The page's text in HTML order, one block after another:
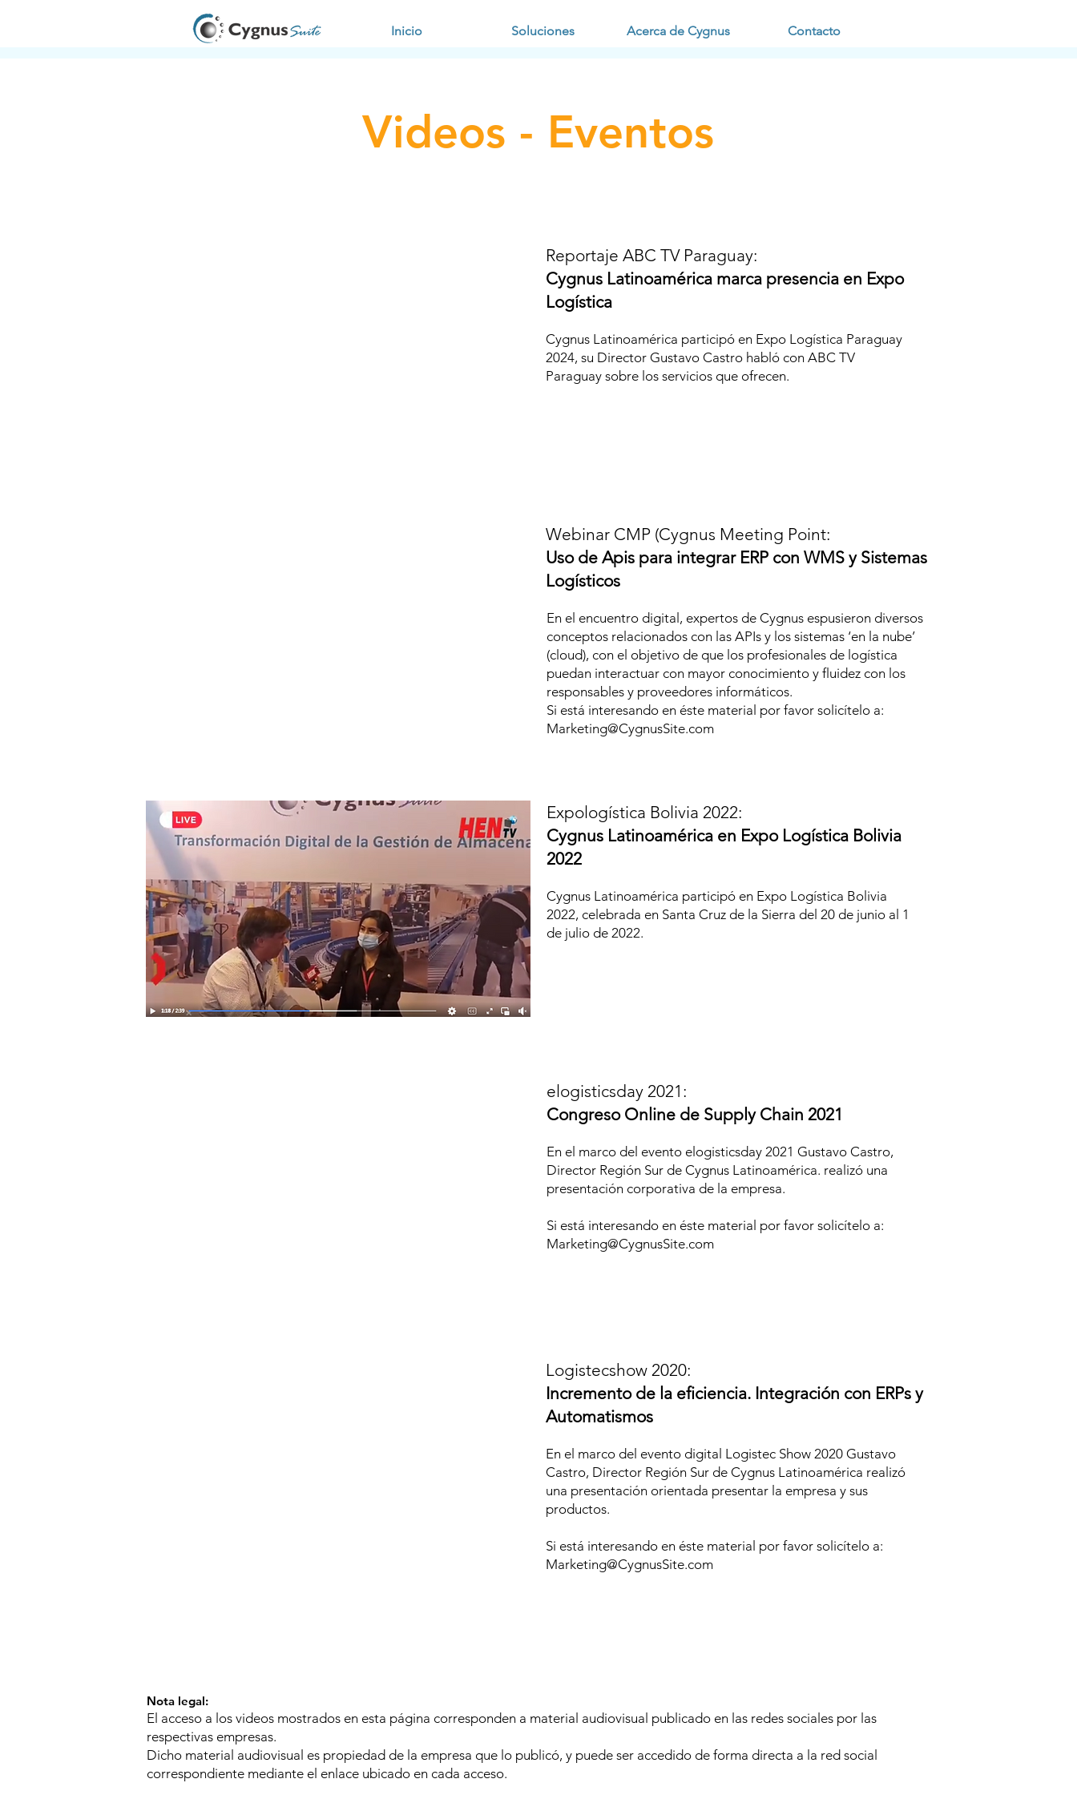
Inicio Soluciones Acerca de Cygnus Contacto
Videos - Eventos
Reportaje ABC TV Paraguay:
Cygnus Latinoamérica marca presencia en Expo
Logística
Cygnus Latinoamérica participó en Expo Logística Paraguay
2024, su Director Gustavo Castro habló con ABC TV
Paraguay sobre los servicios que ofrecen.
Webinar CMP (Cygnus Meeting Point:
Uso de Apis para integrar ERP con WMS y Sistemas
Logísticos
En el encuentro digital, expertos de Cygnus espusieron diversos
conceptos relacionados con las APIs y los sistemas ‘en la nube’
(cloud), con el objetivo de que los profesionales de logística
puedan interactuar con mayor conocimiento y fluidez con los
responsables y proveedores informáticos.
Si está interesando en éste material por favor solicítelo a:
Marketing@CygnusSite.com
Expologística Bolivia 2022:
Cygnus Latinoamérica en Expo Logística Bolivia
2022
Cygnus Latinoamérica participó en Expo Logística Bolivia
2022, celebrada en Santa Cruz de la Sierra del 20 de junio al 1
de julio de 2022.
elogisticsday 2021:
Congreso Online de Supply Chain 2021
En el marco del evento elogisticsday 2021 Gustavo Castro,
Director Región Sur de Cygnus Latinoamérica. realizó una
presentación corporativa de la empresa.
Si está interesando en éste material por favor solicítelo a:
Marketing@CygnusSite.com
Logistecshow 2020:
Incremento de la eficiencia. Integración con ERPs y
Automatismos
En el marco del evento digital Logistec Show 2020 Gustavo
Castro, Director Región Sur de Cygnus Latinoamérica realizó
una presentación orientada presentar la empresa y sus
productos.
Si está interesando en éste material por favor solicítelo a:
Marketing@CygnusSite.com
Nota legal:
El acceso a los videos mostrados en esta página corresponden a material audiovisual publicado en las redes sociales por las
respectivas empresas.
Dicho material audiovisual es propiedad de la empresa que lo publicó, y puede ser accedido de forma directa a la red social
correspondiente mediante el enlace ubicado en cada acceso.